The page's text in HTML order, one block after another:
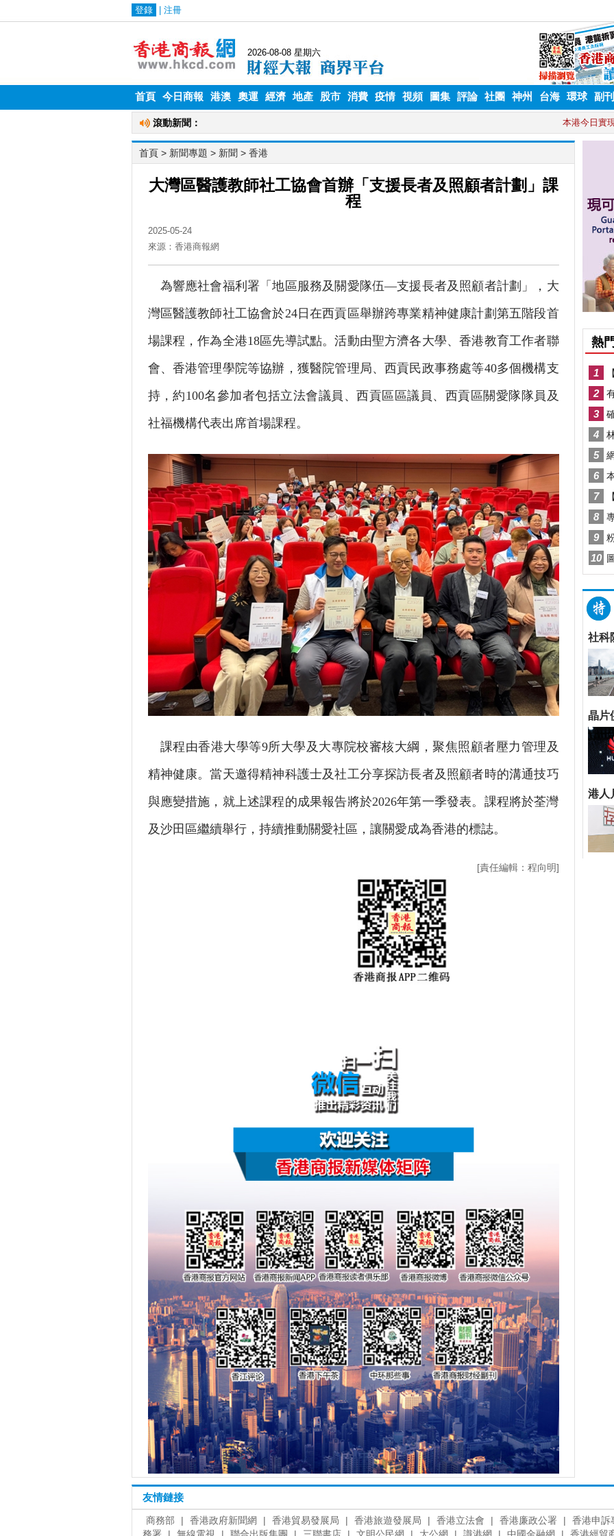
首頁 今日商報 港澳 奧運 經濟 地產 股市 消費 疫情 視頻 圖集 評論 社團 神州 台海 環球 副刊
首頁 > 新聞專題 > 新聞 > 香港
大灣區醫護教師社工協會首辦「支援長者及照顧者計劃」課
程
2025-05-24
來源：香港商報網
為響應社會福利署「地區服務及關愛隊伍—支援長者及照顧者計劃」，大
灣區醫護教師社工協會於24日在西貢區舉辦跨專業精神健康計劃第五階段首
場課程，作為全港18區先導試點。活動由聖方濟各大學、香港教育工作者聯
會、香港管理學院等協辦，獲醫院管理局、西貢民政事務處等40多個機構支
持，約100名參加者包括立法會議員、西貢區區議員、西貢區關愛隊隊員及
社福機構代表出席首場課程。
課程由香港大學等9所大學及大專院校審核大綱，聚焦照顧者壓力管理及
精神健康。當天邀得精神科護士及社工分享探訪長者及照顧者時的溝通技巧
與應變措施，就上述課程的成果報告將於2026年第一季發表。課程將於荃灣
及沙田區繼續舉行，持續推動關愛社區，讓關愛成為香港的標誌。
[責任編輯：程向明]